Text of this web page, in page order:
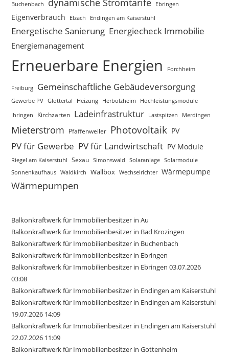
Buchenbach dynamische Stromtarife Ebringen
Eigenverbrauch Elzach Endingen am Kaiserstuhl
Energetische Sanierung Energiecheck Immobilie
Energiemanagement
Erneuerbare Energien Forchheim
Freiburg Gemeinschaftliche Gebäudeversorgung
Gewerbe PV Glottertal Heizung Herbolzheim Hochleistungsmodule
Ihringen Kirchzarten Ladeinfrastruktur Lastspitzen Merdingen
Mieterstrom Pfaffenweiler Photovoltaik PV
PV für Gewerbe PV für Landwirtschaft PV Module
Riegel am Kaiserstuhl Sexau Simonswald Solaranlage Solarmodule
Sonnenkaufhaus Waldkirch Wallbox Wechselrichter Wärmepumpe
Wärmepumpen
Balkonkraftwerk für Immobilienbesitzer in Au
Balkonkraftwerk für Immobilienbesitzer in Bad Krozingen
Balkonkraftwerk für Immobilienbesitzer in Buchenbach
Balkonkraftwerk für Immobilienbesitzer in Ebringen
Balkonkraftwerk für Immobilienbesitzer in Ebringen 03.07.2026
03:08
Balkonkraftwerk für Immobilienbesitzer in Endingen am Kaiserstuhl
Balkonkraftwerk für Immobilienbesitzer in Endingen am Kaiserstuhl
19.07.2026 14:09
Balkonkraftwerk für Immobilienbesitzer in Endingen am Kaiserstuhl
22.07.2026 11:09
Balkonkraftwerk für Immobilienbesitzer in Gottenheim